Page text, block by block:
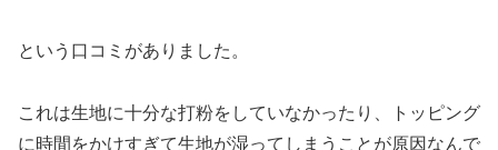
という口コミがありました。
これは生地に十分な打粉をしていなかったり、トッピング
に時間をかけすぎて生地が湿ってしまうことが原因なんで